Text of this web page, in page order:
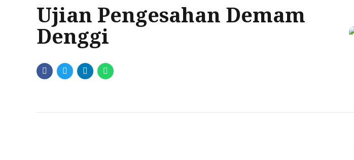
Ujian Pengesahan Demam
Denggi